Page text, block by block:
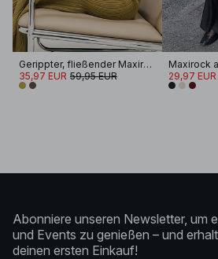
Gerippter, fließender Maxirock aus Strickstoff
35,97 EUR 59,95 EUR
29,97 EUR
Abonniere unseren Newsletter, um
und Events zu genießen – und
deinen ersten Einkauf!